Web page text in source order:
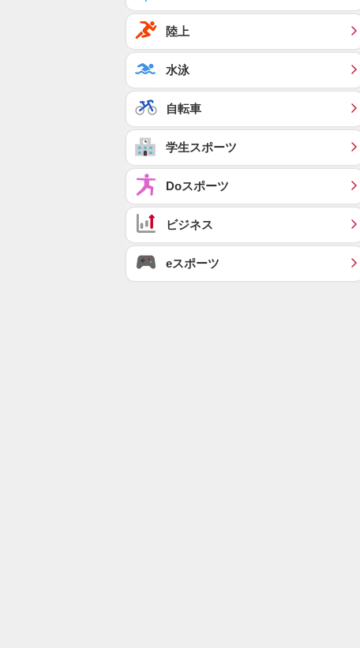
陸上
水泳
自転車
学生スポーツ
Doスポーツ
ビジネス
eスポーツ